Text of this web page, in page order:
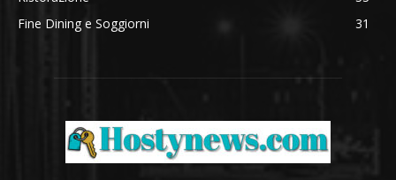
Fine Dining e Soggiorni
31